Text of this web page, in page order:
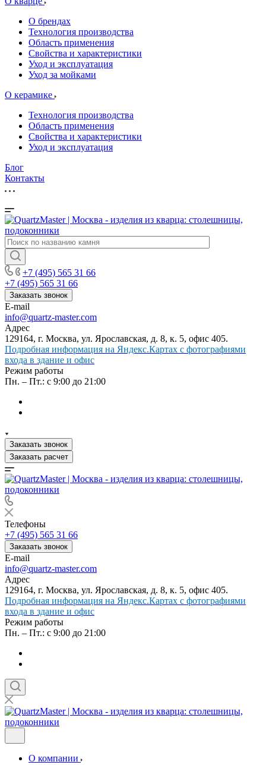
О брендах
Технология производства
Область применения
Свойства и характеристики
Уход и эксплуатация
Уход за мойками
О керамике
Технология производства
Область применения
Свойства и характеристики
Уход и эксплуатация
Блог
Контакты
+7 (495) 565 31 66
+7 (495) 565 31 66
Заказать звонок
E-mail
info@quartz-master.com
Адрес
129164, г. Москва, ул. Ярославская, д. 8, к. 5, офис 405.
Подробная информация на Яндекс.Картах с фотографиями
входа в здание и офис
Режим работы
Пн. – Пт.: с 9:00 до 21:00
Заказать звонок
Заказать расчет
Телефоны
+7 (495) 565 31 66
Заказать звонок
E-mail
info@quartz-master.com
Адрес
129164, г. Москва, ул. Ярославская, д. 8, к. 5, офис 405.
Подробная информация на Яндекс.Картах с фотографиями
входа в здание и офис
Режим работы
Пн. – Пт.: с 9:00 до 21:00
О компании